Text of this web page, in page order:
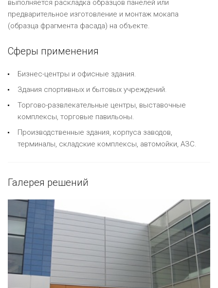
выполняется раскладка образцов панелей или
предварительное изготовление и монтаж мокапа
(образца фрагмента фасада) на объекте.
Сферы применения
Бизнес-центры и офисные здания.
Здания спортивных и бытовых учреждений.
Торгово-развлекательные центры, выставочные
комплексы, торговые павильоны.
Производственные здания, корпуса заводов,
терминалы, складские комплексы, автомойки, АЗС.
Галерея решений